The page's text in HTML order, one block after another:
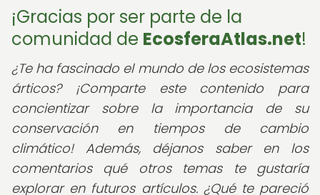
¡Gracias por ser parte de la
comunidad de EcosferaAtlas.net!
¿Te ha fascinado el mundo de los ecosistemas
árticos? ¡Comparte este contenido para
concientizar sobre la importancia de su
conservación en tiempos de cambio
climático! Además, déjanos saber en los
comentarios qué otros temas te gustaría
explorar en futuros artículos. ¿Qué te pareció